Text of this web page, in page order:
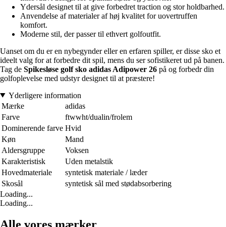
Ydersål designet til at give forbedret traction og stor holdbarhed.
Anvendelse af materialer af høj kvalitet for uovertruffen
komfort.
Moderne stil, der passer til ethvert golfoutfit.
Uanset om du er en nybegynder eller en erfaren spiller, er disse sko et
ideelt valg for at forbedre dit spil, mens du ser sofistikeret ud på banen.
Tag de Spikesløse golf sko adidas Adipower 26 på og forbedr din
golfoplevelse med udstyr designet til at præstere!
Yderligere information
Mærke
adidas
Farve
ftwwht/dualin/frolem
Dominerende farve Hvid
Køn
Mand
Aldersgruppe
Voksen
Karakteristisk
Uden metalstik
Hovedmateriale
syntetisk materiale / læder
Skosål
syntetisk sål med stødabsorbering
Loading...
Loading...
Alle vores mærker